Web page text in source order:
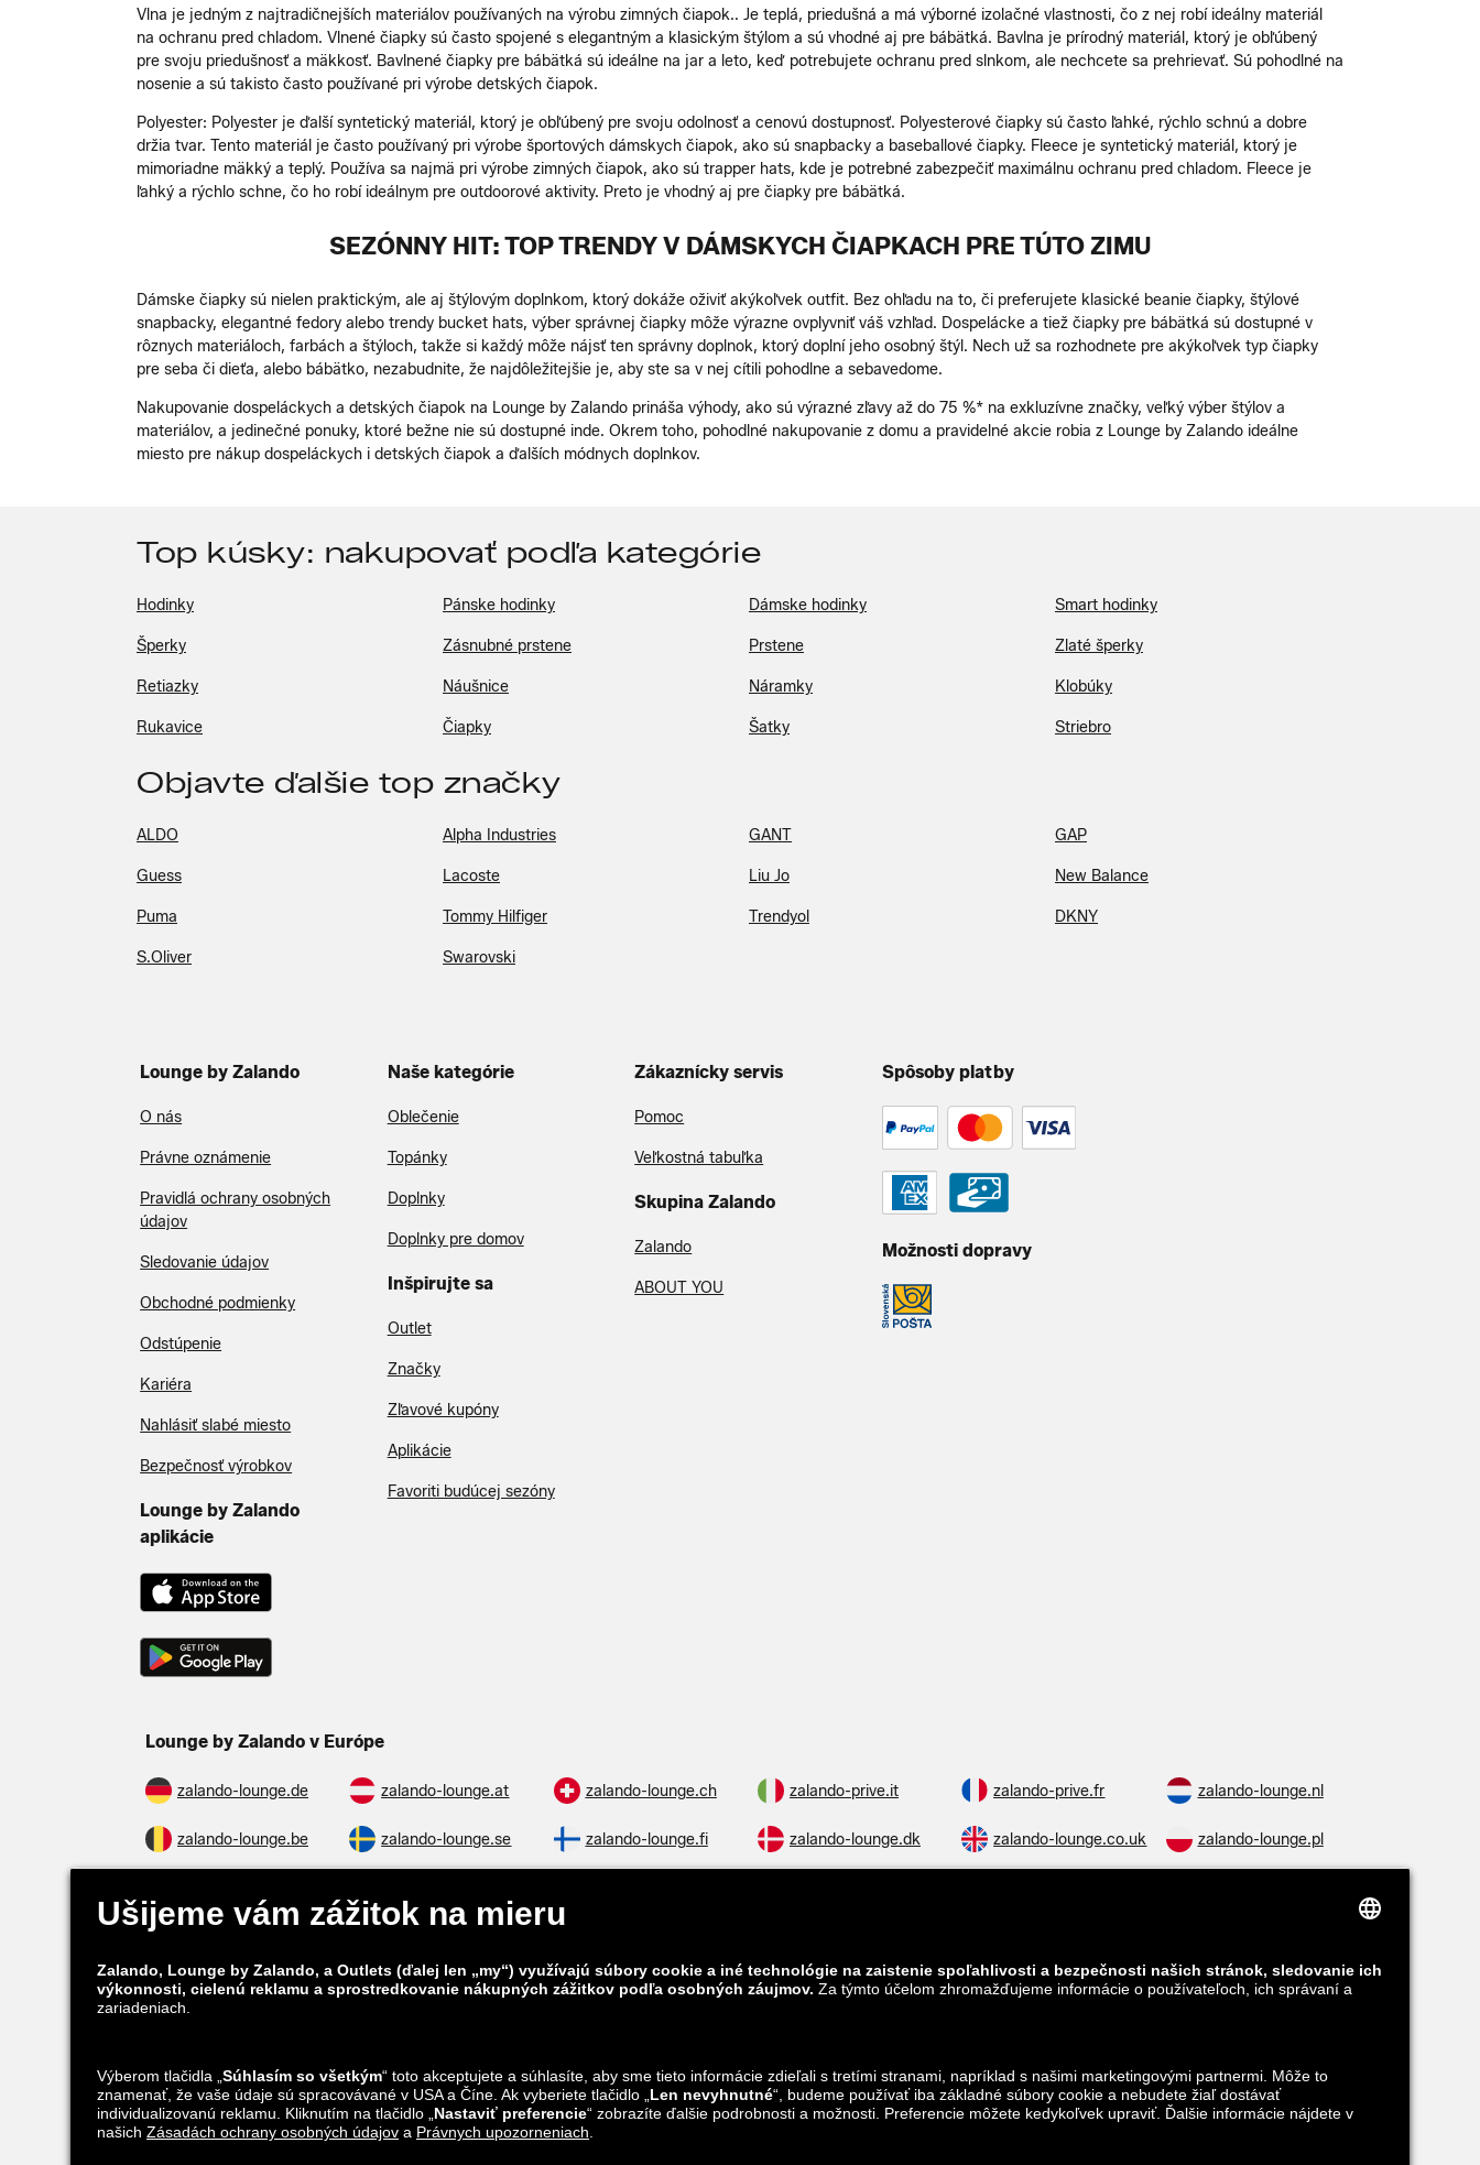
Vlna je jedným z najtradičnejších materiálov používaných na výrobu zimných čiapok.. Je teplá, priedušná a má výborné izolačné vlastnosti, čo z nej robí ideálny materiál
na ochranu pred chladom. Vlnené čiapky sú často spojené s elegantným a klasickým štýlom a sú vhodné aj pre bábätká. Bavlna je prírodný materiál, ktorý je obľúbený
pre svoju priedušnosť a mäkkosť. Bavlnené čiapky pre bábätká sú ideálne na jar a leto, keď potrebujete ochranu pred slnkom, ale nechcete sa prehrievať. Sú pohodlné na
nosenie a sú takisto často používané pri výrobe detských čiapok.
Polyester: Polyester je ďalší syntetický materiál, ktorý je obľúbený pre svoju odolnosť a cenovú dostupnosť. Polyesterové čiapky sú často ľahké, rýchlo schnú a dobre
držia tvar. Tento materiál je často používaný pri výrobe športových dámskych čiapok, ako sú snapbacky a baseballové čiapky. Fleece je syntetický materiál, ktorý je
mimoriadne mäkký a teplý. Používa sa najmä pri výrobe zimných čiapok, ako sú trapper hats, kde je potrebné zabezpečiť maximálnu ochranu pred chladom. Fleece je
ľahký a rýchlo schne, čo ho robí ideálnym pre outdoorové aktivity. Preto je vhodný aj pre čiapky pre bábätká.
SEZÓNNY HIT: TOP TRENDY V DÁMSKYCH ČIAPKACH PRE TÚTO ZIMU
Dámske čiapky sú nielen praktickým, ale aj štýlovým doplnkom, ktorý dokáže oživiť akýkoľvek outfit. Bez ohľadu na to, či preferujete klasické beanie čiapky, štýlové
snapbacky, elegantné fedory alebo trendy bucket hats, výber správnej čiapky môže výrazne ovplyvniť váš vzhľad. Dospelácke a tiež čiapky pre bábätká sú dostupné v
rôznych materiáloch, farbách a štýloch, takže si každý môže nájsť ten správny doplnok, ktorý doplní jeho osobný štýl. Nech už sa rozhodnete pre akýkoľvek typ čiapky
pre seba či dieťa, alebo bábätko , nezabudnite, že najdôležitejšie je, aby ste sa v nej cítili pohodlne a sebavedome.
Nakupovanie dospeláckych a detských čiapok na Lounge by Zalando prináša výhody, ako sú výrazné zľavy až do 75 %* na exkluzívne značky, veľký výber štýlov a
materiálov, a jedinečné ponuky, ktoré bežne nie sú dostupné inde. Okrem toho, pohodlné nakupovanie z domu a pravidelné akcie robia z Lounge by Zalando ideálne
miesto pre nákup dospeláckych i detských čiapok a ďalších módnych doplnkov.
Top kúsky: nakupovať podľa kategórie
Hodinky Pánske hodinky Dámske hodinky Smart hodinky
Šperky Zásnubné prstene Prstene Zlaté šperky
Retiazky Náušnice Náramky Klobúky
Rukavice Čiapky Šatky Striebro
Objavte ďalšie top značky
ALDO Alpha Industries GANT GAP
Guess Lacoste Liu Jo New Balance
Puma Tommy Hilfiger Trendyol DKNY
S.Oliver Swarovski
Lounge by Zalando
O nás
Právne oznámenie
Pravidlá ochrany osobných
údajov
Sledovanie údajov
Obchodné podmienky
Odstúpenie
Kariéra
Nahlásiť slabé miesto
Bezpečnosť výrobkov
Lounge by Zalando
aplikácie
Naše kategórie
Oblečenie
Topánky
Doplnky
Doplnky pre domov
Inšpirujte sa
Outlet
Značky
Zľavové kupóny
Aplikácie
Favoriti budúcej sezóny
Zákaznícky servis
Pomoc
Veľkostná tabuľka
Skupina Zalando
Zalando
ABOUT YOU
Spôsoby platby
Možnosti dopravy
Lounge by Zalando v Európe
zalando-lounge.de zalando-lounge.at zalando-lounge.ch zalando-prive.it zalando-prive.fr zalando-lounge.nl
zalando-lounge.be zalando-lounge.se zalando-lounge.fi zalando-lounge.dk zalando-lounge.co.uk zalando-lounge.pl
Facebook Instagram
*V porovnaní sodporúčanou maloobchodnou cenou.